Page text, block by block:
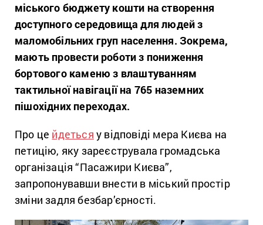
міського бюджету кошти на створення
доступного середовища для людей з
маломобільних груп населення. Зокрема,
мають провести роботи з пониження
бортового каменю з влаштуванням
тактильної навігації на 765 наземних
пішохідних переходах.
Про це йдеться у відповіді мера Києва на
петицію, яку зареєструвала громадська
організація “Пасажири Києва”,
запропонувавши внести в міський простір
зміни задля безбар’єрності.